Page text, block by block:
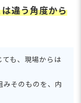
違う角度から
も、現場からは
みそのものを、内